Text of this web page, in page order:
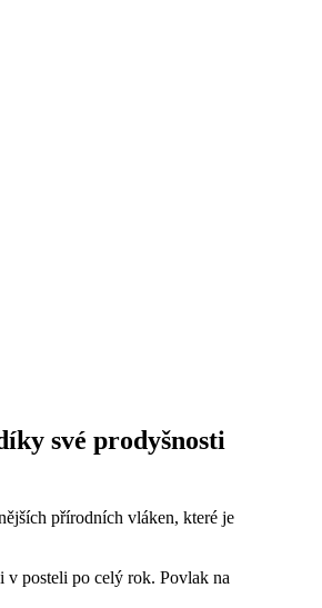
své prodyšnosti
přírodních vláken, které je
v posteli po celý rok. Povlak na